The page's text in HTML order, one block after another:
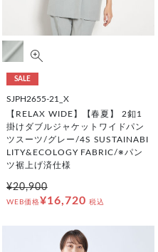
SALE
SJPH2655-21_X
【RELAX WIDE】【春夏】 2釦1
掛けダブルジャケットワイドパン
ツスーツ/グレー/4S SUSTAINABI
LITY&ECOLOGY FABRIC/※パン
ツ裾上げ済仕様
¥20,900
WEB価格¥16,720 税込